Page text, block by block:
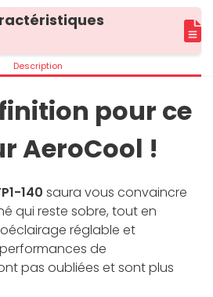
Description
pour ce
AeroCool !
140 saura vous convaincre
qui reste sobre, tout en
réglable et
de
pas oubliées et sont plus